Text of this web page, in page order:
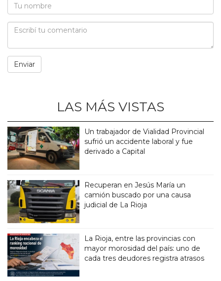
LAS MÁS VISTAS
Un trabajador de Vialidad Provincial
sufrió un accidente laboral y fue
derivado a Capital
Recuperan en Jesús María un
camión buscado por una causa
judicial de La Rioja
La Rioja, entre las provincias con
mayor morosidad del país: uno de
cada tres deudores registra atrasos